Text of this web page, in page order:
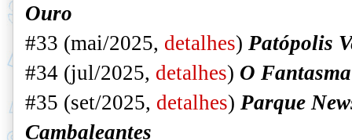
Ouro
#33 (mai/2025, detalhes) Patópolis
#34 (jul/2025, detalhes) O
#35 (set/2025, detalhes) Parque
Cambaleantes